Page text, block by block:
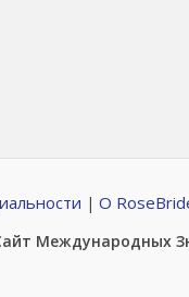
| О
Международных